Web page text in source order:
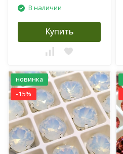
В наличии
Купить
новинка
-15%